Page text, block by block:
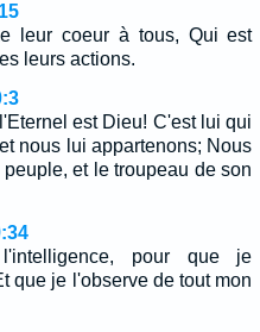
leur coeur à tous, Qui est
leurs actions.
est Dieu! C'est lui qui
nous lui appartenons; Nous
et le troupeau de son
l'intelligence, pour que je
que je l'observe de tout mon